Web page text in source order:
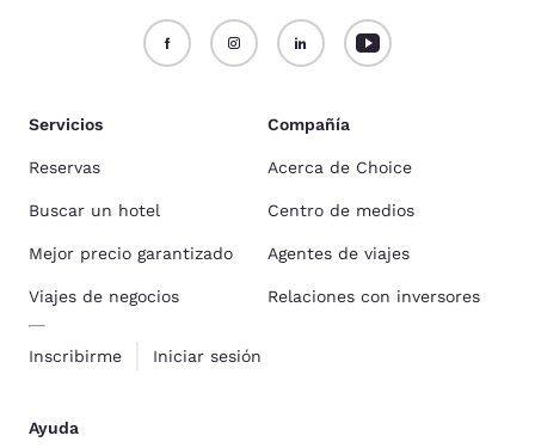
Servicios
Reservas
Buscar un hotel
Mejor precio garantizado
Viajes de negocios
Inscribirme Iniciar sesión
Compañía
Acerca de Choice
Centro de medios
Agentes de viajes
Relaciones con inversores
Ayuda